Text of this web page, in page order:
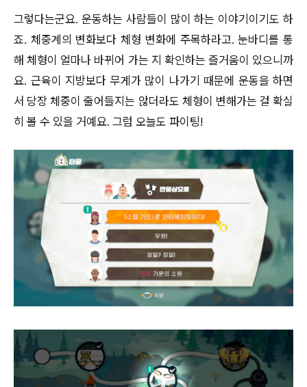
그렇다는군요. 운동하는 사람들이 많이 하는 이야기이기도 하
죠. 체중계의 변화보다 체형 변화에 주목하라고. 눈바디를 통
해 체형이 얼마나 바뀌어 가는 지 확인하는 즐거움이 있으니까
요. 근육이 지방보다 무게가 많이 나가기 때문에 운동을 하면
서 당장 체중이 줄어들지는 않더라도 체형이 변해가는 걸 확실
히 볼 수 있을 거예요. 그럼 오늘도 파이팅!